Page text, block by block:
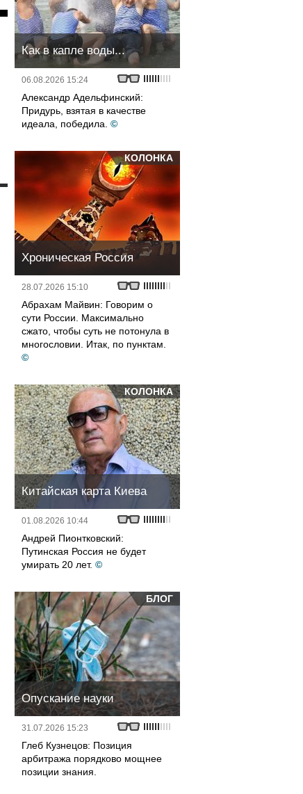
Как в капле воды...
06.08.2026 15:24
Александр Адельфинский:
Придурь, взятая в качестве
идеала, победила. ©
КОЛОНКА
Хроническая Россия
28.07.2026 15:10
Абрахам Майвин: Говорим о
сути России. Максимально
сжато, чтобы суть не потонула в
многословии. Итак, по пунктам.
©
КОЛОНКА
Китайская карта Киева
01.08.2026 10:44
Андрей Пионтковский:
Путинская Россия не будет
умирать 20 лет. ©
БЛОГ
Опускание науки
31.07.2026 15:23
Глеб Кузнецов: Позиция
арбитража порядково мощнее
позиции знания.